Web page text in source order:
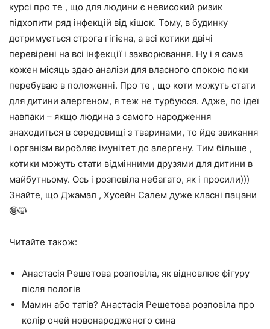
курсі про те , що для людини є невисокий ризик
підхопити ряд інфекцій від кішок. Тому, в будинку
дотримується строга гігієна, а всі котики двічі
перевірені на всі інфекції і захворювання. Ну і я сама
кожен місяць здаю аналізи для власного спокою поки
перебуваю в положенні. Про те , що коти можуть стати
для дитини алергеном, я теж не турбуюся. Адже, по ідеї
навпаки – якщо людина з самого народження
знаходиться в середовищі з тваринами, то йде звикання
і організм виробляє імунітет до алергену. Тим більше ,
котики можуть стати відмінними друзями для дитини в
майбутньому. Ось і розповіла небагато, як і просили)))
Знайте, що Джамал , Хусейн Салем дуже класні пацани
🤪🐱
Читайте також:
Анастасія Решетова розповіла, як відновлює фігуру
після пологів
Мамин або татів? Анастасія Решетова розповіла про
колір очей новонародженого сина